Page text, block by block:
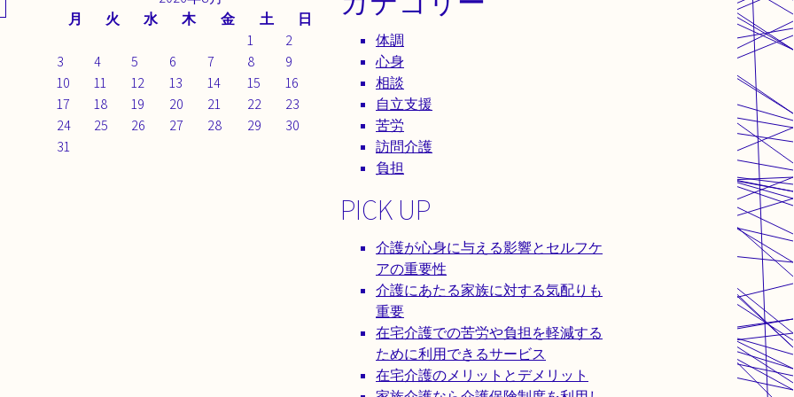
月
火 水 木 金 土
日
1
2
3
4 5 6 7 8
9
10
11 12 13 14 15
16
17
18 19 20 21 22
23
24
25 26 27 28 29
30
31
体調
心身
相談
自立支援
苦労
訪問介護
負担
PICK UP
介護が心身に与える影響とセルフケ
アの重要性
介護にあたる家族に対する気配りも
重要
在宅介護での苦労や負担を軽減する
ために利用できるサービス
在宅介護のメリットとデメリット